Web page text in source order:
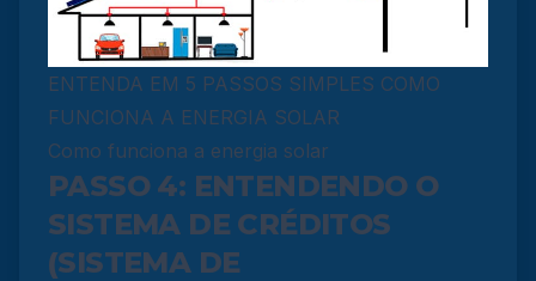
ENTENDA EM 5 PASSOS SIMPLES COMO
FUNCIONA A ENERGIA SOLAR
Como funciona a energia solar
PASSO 4: ENTENDENDO O
SISTEMA DE CRÉDITOS
(SISTEMA DE